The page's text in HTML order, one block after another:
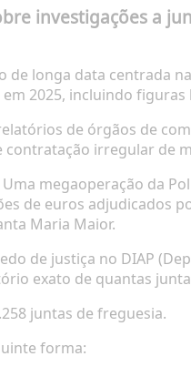
investigações a
de longa data centrada
2025, incluindo
de órgãos de
irregular de
Uma megaoperação da
de euros adjudicados
Maria Maior.
de justiça no DIAP
exato de quantas
juntas de freguesia.
forma: